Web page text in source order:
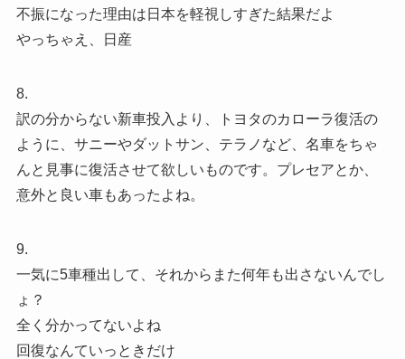
不振になった理由は日本を軽視しすぎた結果だよ
やっちゃえ、日産
8.
訳の分からない新車投入より、トヨタのカローラ復活の
ように、サニーやダットサン、テラノなど、名車をちゃ
んと見事に復活させて欲しいものです。プレセアとか、
意外と良い車もあったよね。
9.
一気に5車種出して、それからまた何年も出さないんでし
ょ？
全く分かってないよね
回復なんていっときだけ